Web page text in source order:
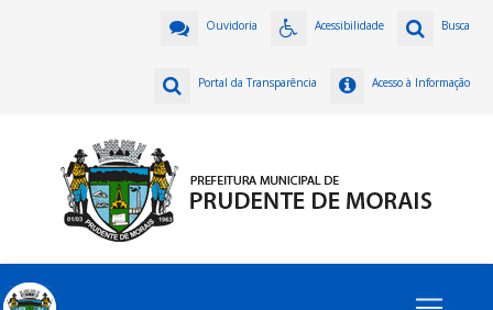
Busca
Acessibilidade
Ouvidoria
Acesso à Informação
Portal da Transparência